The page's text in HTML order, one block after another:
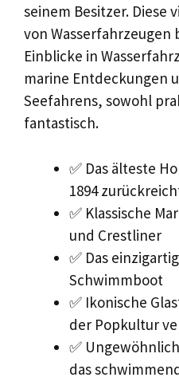
seinem Besitzer. Diese
von
Einblicke in
marine Entdeckungen
Seefahrens, sowohl
fantastisch.
✅ Das älteste
1894
✅ Klassische
und Crestliner
✅ Das
Schwimmboot
✅ Ikonische
der Popkultur
✅
das